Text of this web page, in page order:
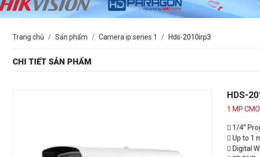
Trang chủ Sản phẩm Camera ip series 1 Hds-2010irp3
1 MP
 1/4”
 Digital
 3D DNR
 30